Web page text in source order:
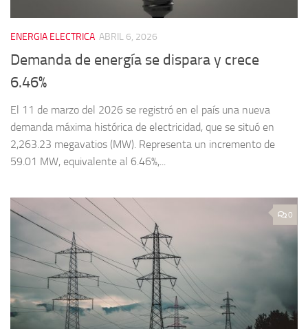
ENERGIA ELECTRICA ABRIL 6, 2026
Demanda de energía se dispara y crece
6.46%
El 11 de marzo del 2026 se registró en el país una nueva
demanda máxima histórica de electricidad, que se situó en
2,263.23 megavatios (MW). Representa un incremento de
59.01 MW, equivalente al 6.46%,...
0